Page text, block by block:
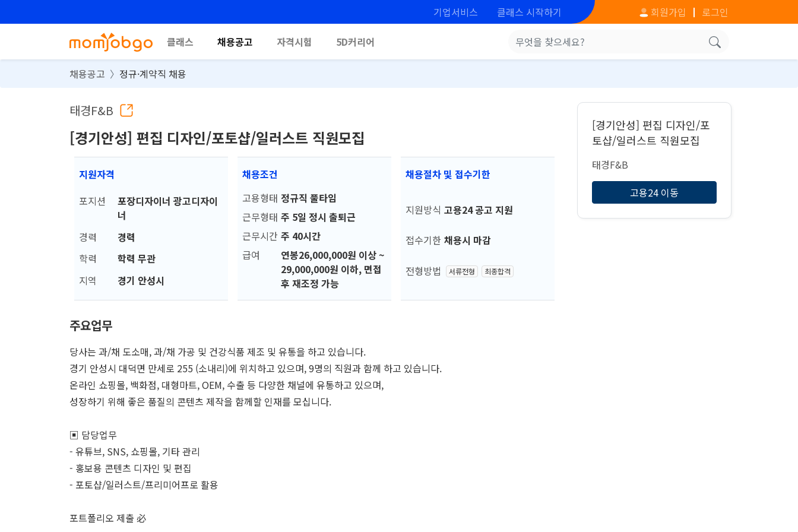
기업서비스 클래스 시작하기 회원가입 로그인
클래스 채용공고 자격시험 5D커리어
채용공고 정규·계약직 채용
태경F&B
[경기안성] 편집 디자인/포토샵/일러스트 직원모집
지원자격
포지션
포장디자이너 광고디자이
너
경력
경력
학력
학력 무관
지역
경기 안성시
채용조건
고용형태 정규직 풀타임
근무형태 주 5일 정시 출퇴근
근무시간 주 40시간
급여
연봉26,000,000원 이상 ~
29,000,000원 이하, 면접
후 재조정 가능
채용절차 및 접수기한
지원방식 고용24 공고 지원
접수기한 채용시 마감
전형방법 서류전형 최종합격
주요업무
당사는 과/채 도소매, 과/채 가공 및 건강식품 제조 및 유통을 하고 있습니다.
경기 안성시 대덕면 만세로 255 (소내리)에 위치하고 있으며, 9명의 직원과 함께 하고 있습니다.
온라인 쇼핑몰, 백화점, 대형마트, OEM, 수출 등 다양한 채널에 유통하고 있으며,
성장하기 위해 좋은 품질의 콘텐츠 제작을 함께할 인재를 모십니다.
▣ 담당업무
- 유튜브, SNS, 쇼핑몰, 기타 관리
- 홍보용 콘텐츠 디자인 및 편집
- 포토샵/일러스트/프리미어프로 활용
포트폴리오 제출 必
[경기안성] 편집 디자인/포
토샵/일러스트 직원모집
태경F&B
고용24 이동